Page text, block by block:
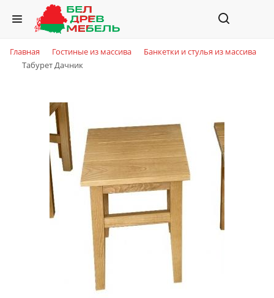
Главная Гостиные из массива
Банкетки и стулья из массива
Табурет Дачник